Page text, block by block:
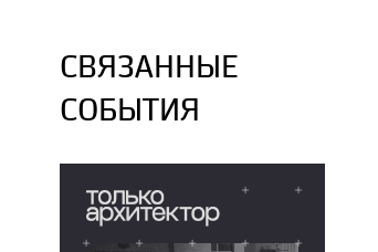
СВЯЗАННЫЕ
СОБЫТИЯ